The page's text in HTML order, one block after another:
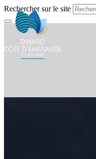
Rechercher sur le site